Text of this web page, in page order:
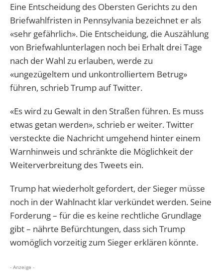
Eine Entscheidung des Obersten Gerichts zu den
Briefwahlfristen in Pennsylvania bezeichnet er als
«sehr gefährlich». Die Entscheidung, die Auszählung
von Briefwahlunterlagen noch bei Erhalt drei Tage
nach der Wahl zu erlauben, werde zu
«ungezügeltem und unkontrolliertem Betrug»
führen, schrieb Trump auf Twitter.
«Es wird zu Gewalt in den Straßen führen. Es muss
etwas getan werden», schrieb er weiter. Twitter
versteckte die Nachricht umgehend hinter einem
Warnhinweis und schränkte die Möglichkeit der
Weiterverbreitung des Tweets ein.
Trump hat wiederholt gefordert, der Sieger müsse
noch in der Wahlnacht klar verkündet werden. Seine
Forderung – für die es keine rechtliche Grundlage
gibt – nährte Befürchtungen, dass sich Trump
womöglich vorzeitig zum Sieger erklären könnte.
- Anzeige -